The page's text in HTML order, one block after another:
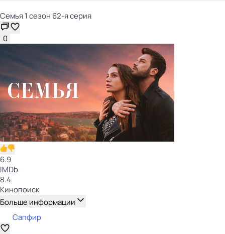
Семья 1 сезон 62-я серия
0
6.9
IMDb
8.4
Кинопоиск
Больше информации
Сапфир